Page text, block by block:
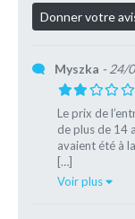
Myszka - 24/
Le prix de
de plus de 14
avaient été à
[…]
Voir plus